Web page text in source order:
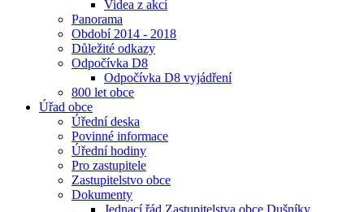
Videa z akcí
Panorama
Období 2014 - 2018
Důležité odkazy
Odpočívka D8
Odpočívka D8 vyjádření
800 let obce
Úřad obce
Úřední deska
Povinné informace
Úřední hodiny
Pro zastupitele
Zastupitelstvo obce
Dokumenty
Jednací řád Zastupitelstva obce Dušníky